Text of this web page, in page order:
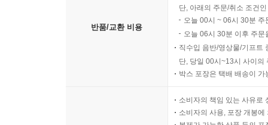
반품/교환 비용
단, 아래의 주문/취소 조건
오늘 00시 ~ 06시 30분
오늘 06시 30분 이후 주
직수입 음반/영상물/기프트
단, 당일 00시~13시 사이의
박스 포장은 택배 배송이
소비자의 책임 있는 사유로
소비자의 사용, 포장 개봉